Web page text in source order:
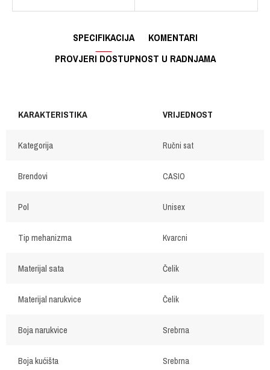
SPECIFIKACIJA
KOMENTARI
PROVJERI DOSTUPNOST U RADNJAMA
KARAKTERISTIKA VRIJEDNOST
Kategorija Ručni sat
Brendovi CASIO
Pol Unisex
Tip mehanizma Kvarcni
Materijal sata Čelik
Materijal narukvice Čelik
Boja narukvice Srebrna
Boja kućišta Srebrna